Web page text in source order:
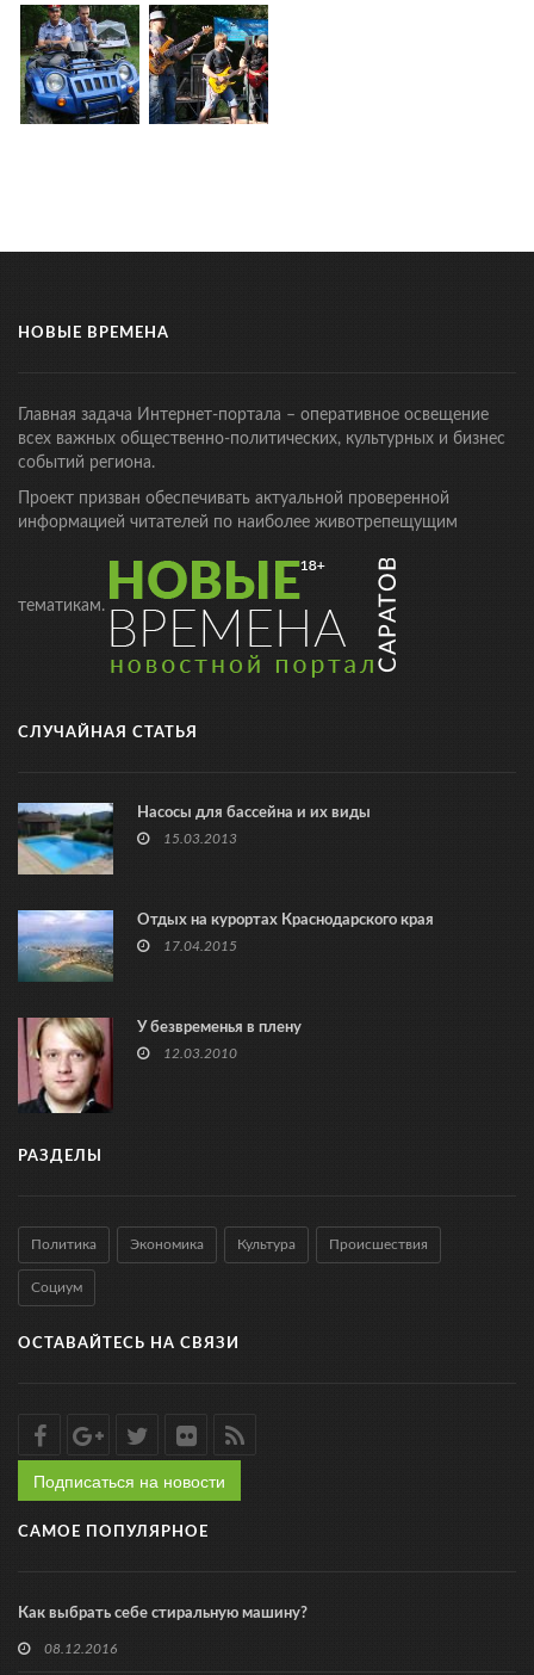
НОВЫЕ ВРЕМЕНА
Главная задача Интернет-портала – оперативное освещение
всех важных общественно-политических, культурных и бизнес
событий региона.
Проект призван обеспечивать актуальной проверенной
информацией читателей по наиболее животрепещущим
тематикам.
СЛУЧАЙНАЯ СТАТЬЯ
Насосы для бассейна и их виды
15.03.2013
Отдых на курортах Краснодарского края
17.04.2015
У безвременья в плену
12.03.2010
РАЗДЕЛЫ
Политика Экономика Культура Происшествия
Социум
ОСТАВАЙТЕСЬ НА СВЯЗИ
Подписаться на новости
САМОЕ ПОПУЛЯРНОЕ
Как выбрать себе стиральную машину?
08.12.2016